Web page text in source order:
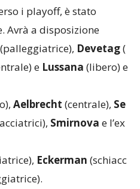
i playoff, è stato
Avrà a disposizione
(palleggiatrice), Devetag(
e Lussana (libero) e
Aelbrecht (centrale), Se
Smirnova e l’ex
Eckerman (schiacc